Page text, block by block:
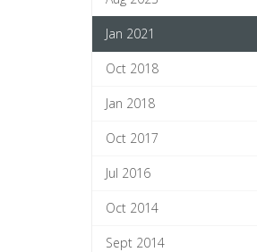
Jan 2021
Oct 2018
Jan 2018
Oct 2017
Jul 2016
Oct 2014
Sept 2014